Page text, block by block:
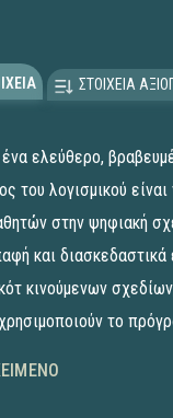
ΣΤΟΙΧΕΙΑ
ελεύθερο,
του λογισμικού είναι
στην ψηφιακή
και
κινούμενων
το